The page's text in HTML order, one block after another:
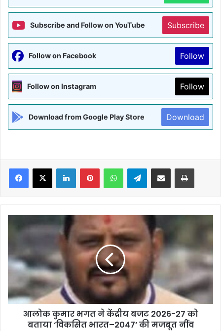
Subscribe and Follow on YouTube Subscribe
Follow on Facebook Follow
Follow on Instagram Follow
Download from Google Play Store Download
Facebook
X LinkedInPinterestWhatsAppTelegramShare via Email Print
केंद्रीय
बजट
27
को
आलोक कुमार भगत ने केंद्रीय बजट 2026-27 को
बताया ‘विकसित भारत–2047’ की मजबूत नींव